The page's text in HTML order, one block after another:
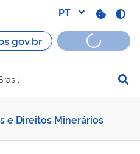
e Direitos Minerários